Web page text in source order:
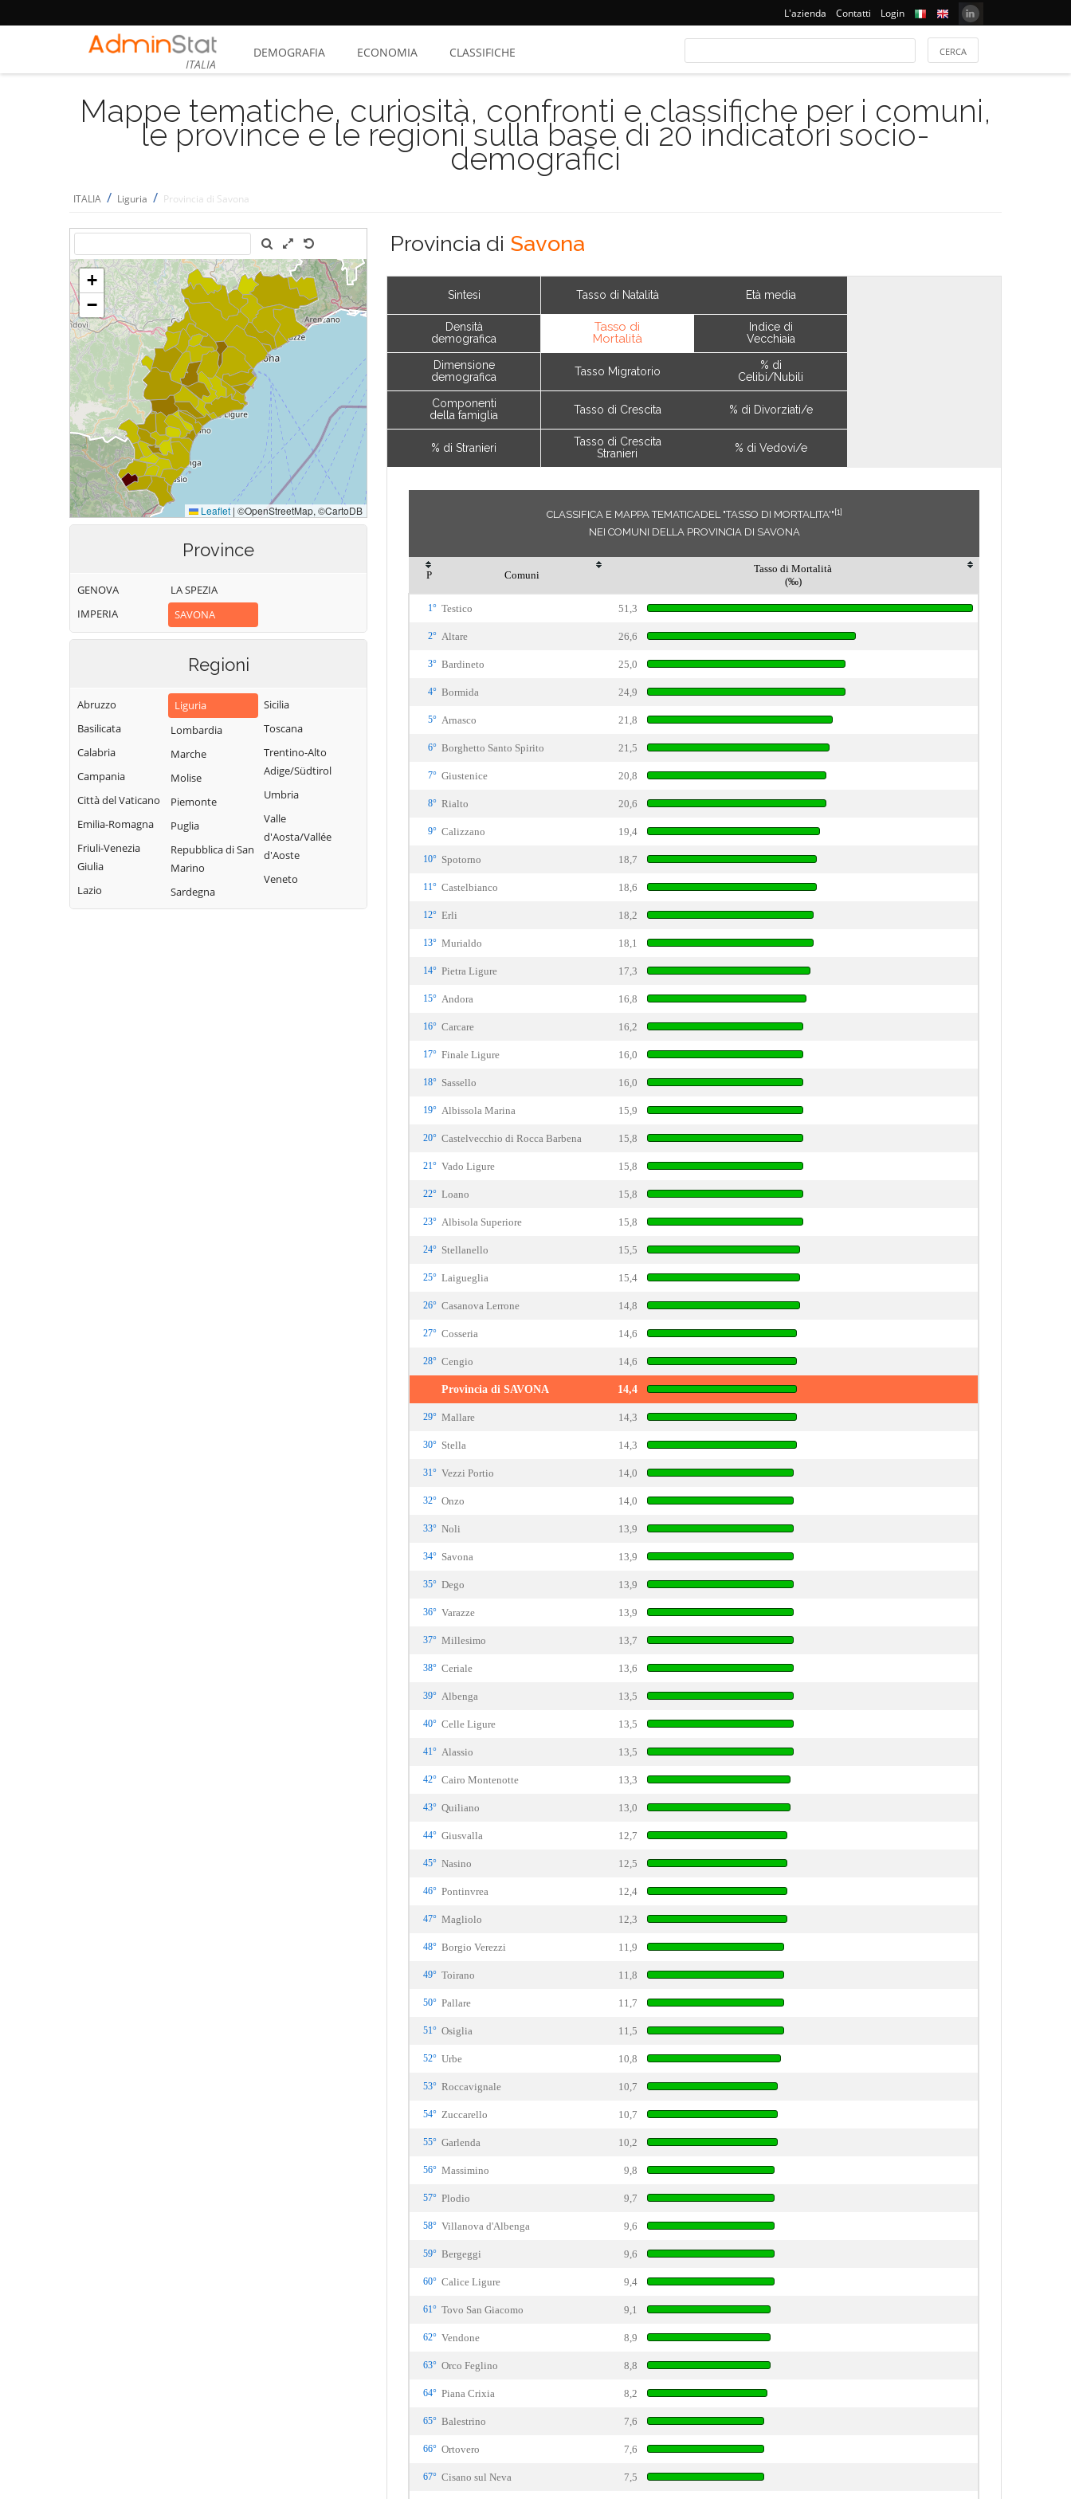
L'azienda Contatti Login
ITALIA
DEMOGRAFIA ECONOMIA CLASSIFICHE
Mappe tematiche, curiosità, confronti e classifiche per i comuni,
le province e le regioni sulla base di 20 indicatori socio-
demografici
ITALIA / Liguria / Provincia di Savona
Province
GENOVA
IMPERIA
LA SPEZIA
SAVONA
Regioni
Abruzzo
Basilicata
Calabria
Campania
Città del Vaticano
Emilia-Romagna
Friuli-Venezia
Giulia
Lazio
Liguria
Lombardia
Marche
Molise
Piemonte
Puglia
Repubblica di San
Marino
Sardegna
Sicilia
Toscana
Trentino-Alto
Adige/Südtirol
Umbria
Valle
d'Aosta/Vallée
d'Aoste
Veneto
Provincia di Savona
Sintesi
Densità
demografica
Dimensione
demografica
Componenti
della famiglia
% di Stranieri
Tasso di Natalità
Tasso di
Mortalità
Tasso Migratorio
Tasso di Crescita
Tasso di Crescita
Stranieri
Età media
Indice di
Vecchiaia
% di
Celibi/Nubili
% di Divorziati/e
% di Vedovi/e
CLASSIFICA E MAPPA TEMATICADEL "TASSO DI MORTALITA'"[1]
NEI COMUNI DELLA PROVINCIA DI SAVONA
P Comuni
Tasso di Mortalità
(‰)
1° Testico 51,3
2° Altare 26,6
3° Bardineto 25,0
4° Bormida 24,9
5° Arnasco 21,8
6° Borghetto Santo Spirito 21,5
7° Giustenice 20,8
8° Rialto 20,6
9° Calizzano 19,4
10° Spotorno 18,7
11° Castelbianco 18,6
12° Erli 18,2
13° Murialdo 18,1
14° Pietra Ligure 17,3
15° Andora 16,8
16° Carcare 16,2
17° Finale Ligure 16,0
18° Sassello 16,0
19° Albissola Marina 15,9
20° Castelvecchio di Rocca Barbena 15,8
21° Vado Ligure 15,8
22° Loano 15,8
23° Albisola Superiore 15,8
24° Stellanello 15,5
25° Laigueglia 15,4
26° Casanova Lerrone 14,8
27° Cosseria 14,6
28° Cengio 14,6
Provincia di SAVONA 14,4
29° Mallare 14,3
30° Stella 14,3
31° Vezzi Portio 14,0
32° Onzo 14,0
33° Noli 13,9
34° Savona 13,9
35° Dego 13,9
36° Varazze 13,9
37° Millesimo 13,7
38° Ceriale 13,6
39° Albenga 13,5
40° Celle Ligure 13,5
41° Alassio 13,5
42° Cairo Montenotte 13,3
43° Quiliano 13,0
44° Giusvalla 12,7
45° Nasino 12,5
46° Pontinvrea 12,4
47° Magliolo 12,3
48° Borgio Verezzi 11,9
49° Toirano 11,8
50° Pallare 11,7
51° Osiglia 11,5
52° Urbe 10,8
53° Roccavignale 10,7
54° Zuccarello 10,7
55° Garlenda 10,2
56° Massimino 9,8
57° Plodio 9,7
58° Villanova d'Albenga 9,6
59° Bergeggi 9,6
60° Calice Ligure 9,4
61° Tovo San Giacomo 9,1
62° Vendone 8,9
63° Orco Feglino 8,8
64° Piana Crixia 8,2
65° Balestrino 7,6
66° Ortovero 7,6
67° Cisano sul Neva 7,5